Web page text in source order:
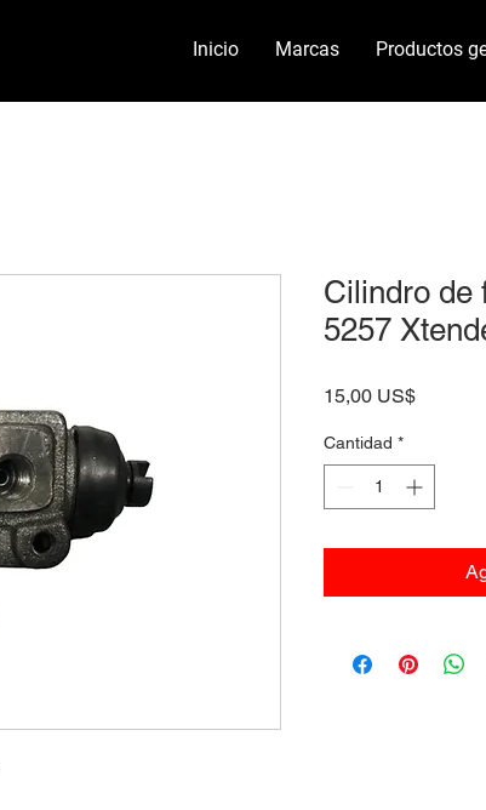
Inicio Marcas Productos
Cilindro de
5257
15,00 US$Precio
Cantidad *